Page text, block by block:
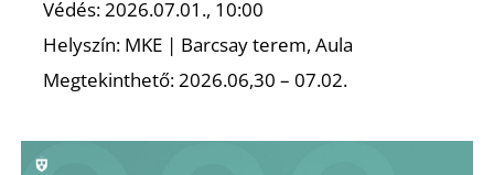
Védés: 2026.07.01., 10:00
Helyszín: MKE | Barcsay terem, Aula
Megtekinthető: 2026.06,30 – 07.02.